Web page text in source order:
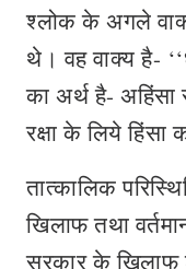
श्लोक के अगले
थे। वह वाक्य है-
का अर्थ है- अहिंसा
रक्षा के लिये
तात्कालिक
खिलाफ तथा
सरकार के खिलाफ